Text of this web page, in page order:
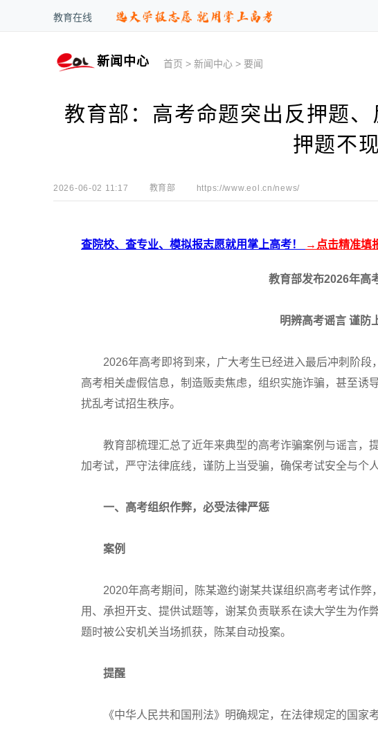
教育在线
新闻中心 首页 >新闻中心 > 要闻
教育部：高考命题突出反押题
押题不
2026-06-02 11:17 教育部 https://www.eol.cn/news/
查院校、查专业、模拟报志愿就用掌上高考！ →点击精准填
教育部发布2026年高
明辨高考谣言 谨防
2026年高考即将到来，广大考生已经进入最后冲刺阶段
高考相关虚假信息，制造贩卖焦虑，组织实施诈骗，甚至诱
扰乱考试招生秩序。
教育部梳理汇总了近年来典型的高考诈骗案例与谣言，
加考试，严守法律底线，谨防上当受骗，确保考试安全与个人
一、高考组织作弊，必受法律严惩
案例
2020年高考期间，陈某邀约谢某共谋组织高考考试作弊
用、承担开支、提供试题等，谢某负责联系在读大学生为作
题时被公安机关当场抓获，陈某自动投案。
提醒
《中华人民共和国刑法》明确规定，在法律规定的国家考